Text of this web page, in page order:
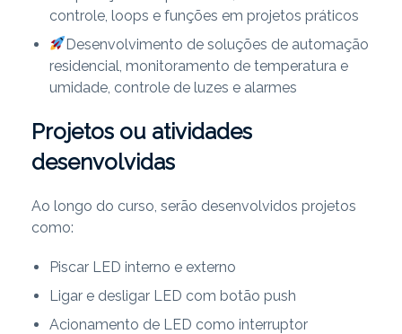
controle, loops e funções em projetos práticos
Desenvolvimento de soluções de automação
residencial, monitoramento de temperatura e
umidade, controle de luzes e alarmes
Projetos ou atividades
desenvolvidas
Ao longo do curso, serão desenvolvidos projetos
como:
Piscar LED interno e externo
Ligar e desligar LED com botão push
Acionamento de LED como interruptor